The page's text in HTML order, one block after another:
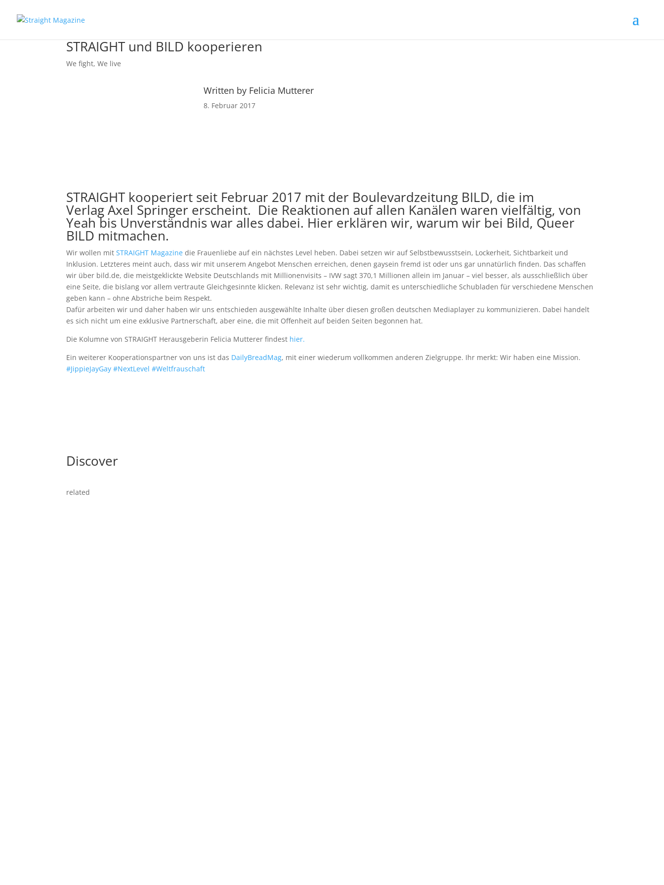
STRAIGHT und BILD kooperieren
We fight,We live
Written by Felicia Mutterer
8. Februar 2017
STRAIGHT kooperiert seit Februar 2017 mit der Boulevardzeitung BILD, die im
Verlag Axel Springer erscheint. Die Reaktionen auf allen Kanälen waren vielfältig, von
Yeah bis Unverständnis war alles dabei. Hier erklären wir, warum wir bei Bild, Queer
BILD mitmachen.
Wir wollen mitSTRAIGHT Magazine die Frauenliebe auf ein nächstes Level heben. Dabei setzen wir auf Selbstbewusstsein, Lockerheit, Sichtbarkeit und
Inklusion. Letzteres meint auch, dass wir mit unserem Angebot Menschen erreichen, denen gaysein fremd ist oder uns gar unnatürlich finden. Das schaffen
wir über bild.de, die meistgeklickte Website Deutschlands mit Millionenvisits – IVW sagt 370,1 Millionen allein im Januar – viel besser, als ausschließlich über
eine Seite, die bislang vor allem vertraute Gleichgesinnte klicken. Relevanz ist sehr wichtig, damit es unterschiedliche Schubladen für verschiedene Menschen
geben kann – ohne Abstriche beim Respekt.
Dafür arbeiten wir und daher haben wir uns entschieden ausgewählte Inhalte über diesen großen deutschen Mediaplayer zu kommunizieren. Dabei handelt
es sich nicht um eine exklusive Partnerschaft, aber eine, die mit Offenheit auf beiden Seiten begonnen hat.
Die Kolumne von STRAIGHT Herausgeberin Felicia Mutterer findest hier.
Ein weiterer Kooperationspartner von uns ist das DailyBreadMag, mit einer wiederum vollkommen anderen Zielgruppe. Ihr merkt: Wir haben eine Mission.
#JippieJayGay #NextLevel #Weltfrauschaft
Discover
related